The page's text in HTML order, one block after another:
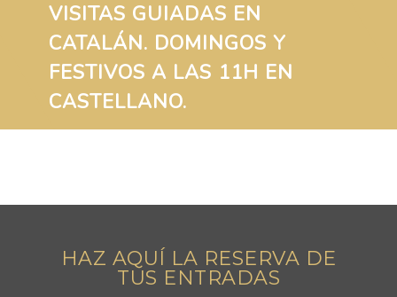
VISITAS GUIADAS EN
CATALÁN. DOMINGOS Y
FESTIVOS A LAS 11H EN
CASTELLANO.
HAZ AQUÍ LA RESERVA DE
TUS ENTRADAS